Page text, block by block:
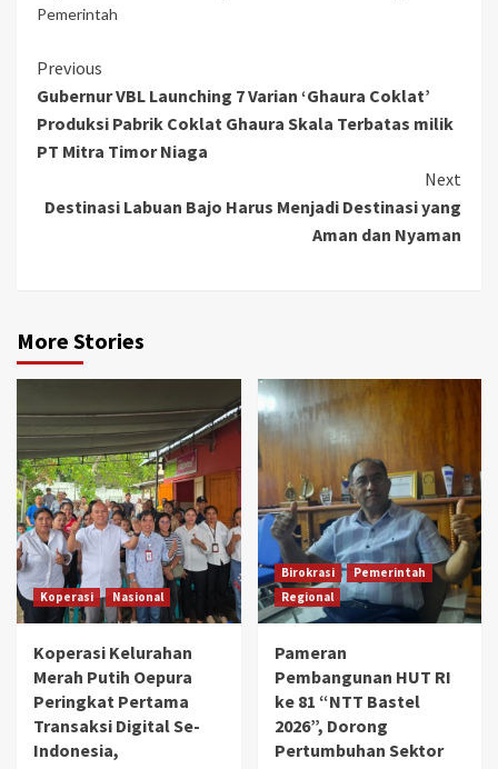
Pemerintah
Continue
Reading
Previous
Gubernur VBL Launching 7 Varian ‘Ghaura Coklat’
Produksi Pabrik Coklat Ghaura Skala Terbatas milik
PT Mitra Timor Niaga
Next
Destinasi Labuan Bajo Harus Menjadi Destinasi yang
Aman dan Nyaman
More Stories
Koperasi Nasional
Koperasi Kelurahan
Merah Putih Oepura
Peringkat Pertama
Transaksi Digital Se-
Indonesia,
Birokrasi
Pemerintah
Regional
Pameran
Pembangunan HUT RI
ke 81 “NTT Bastel
2026”, Dorong
Pertumbuhan Sektor